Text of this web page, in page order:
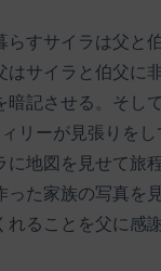
らすサイラは父と
はサイラと伯父に
暗記させる。そし
リーが見張りをし
に地図を見せて旅
った家族の写真を
れることを父に感謝